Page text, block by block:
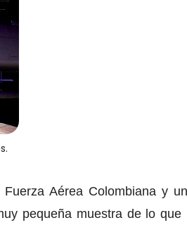
Aérea Colombiana y un
pequeña muestra de lo